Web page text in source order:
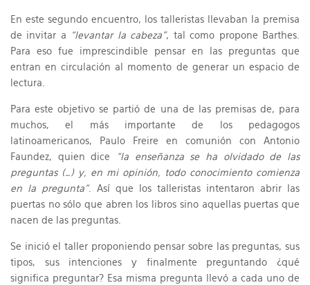
En este segundo encuentro, los talleristas llevaban la premisa
de invitar a
“levantar la cabeza”, tal como propone Barthes.
Para eso fue imprescindible pensar en las preguntas que
entran en circulación al momento de generar un espacio de
lectura.
Para este objetivo se partió de una de las premisas de, para
muchos, el más importante de los pedagogos
latinoamericanos, Paulo Freire en comunión con Antonio
Faundez, quien dice
“la enseñanza se ha olvidado de las
preguntas (…) y, en mi opinión, todo conocimiento comienza
en la pregunta”. Así que los talleristas intentaron abrir las
puertas no sólo que abren los libros sino aquellas puertas que
nacen de las preguntas.
Se inició el taller proponiendo pensar sobre las preguntas, sus
tipos, sus intenciones y finalmente preguntando ¿qué
significa preguntar? Esa misma pregunta llevó a cada uno de